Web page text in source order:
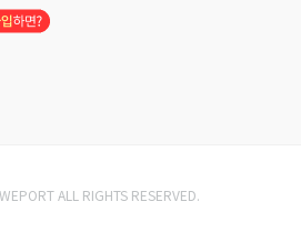
ALL RIGHTS RESERVED.